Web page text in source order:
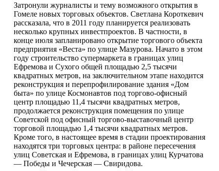
Затронули журналисты и тему возможного открытия в
Гомеле новых торговых объектов. Светлана Короткевич
рассказала, что в 2011 году планируется реализовать
несколько крупных инвестпроектов. В частности, в
конце июля запланировано открытие торгового объекта
предприятия «Веста» по улице Мазурова. Начато в этом
году строительство супермаркета в границах улиц
Ефремова и Сухого общей площадью 2,5 тысячи
квадратных метров, на заключительном этапе находится
реконструкция и перепрофилирование здания «Дом
быта» по улице Космонавтов под торгово-офисный
центр площадью 11,4 тысячи квадратных метров,
продолжается реконструкция помещения по улице
Советской под офисный торгово-выставочный центр
торговой площадью 1,4 тысячи квадратных метров.
Кроме того, в настоящее время в стадии проектирования
находятся три торговых центра: в районе пересечения
улиц Советская и Ефремова, в границах улиц Курчатова
— Победы и Чечерская — Свиридова.